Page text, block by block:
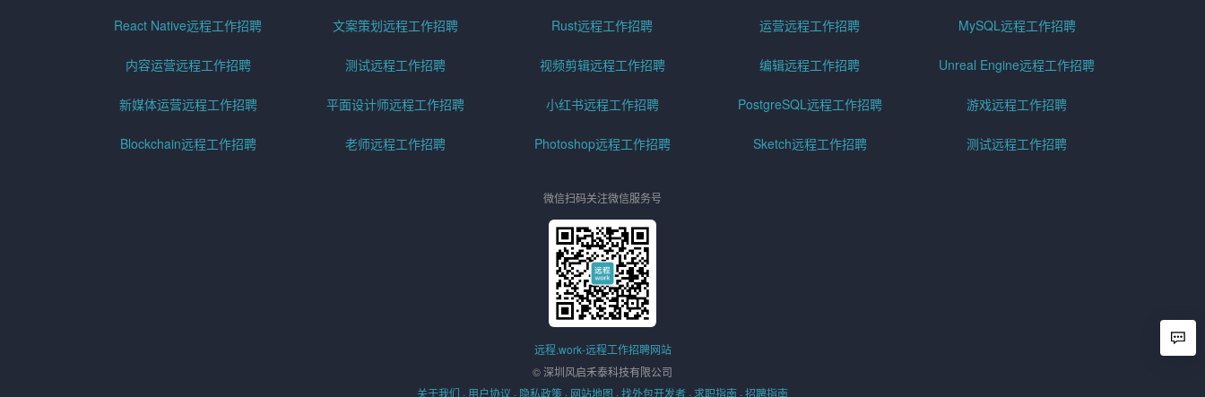
React Native远程工作招聘 文案策划远程工作招聘 Rust远程工作招聘 运营远程工作招聘 MySQL远程工作招聘
内容运营远程工作招聘 测试远程工作招聘 视频剪辑远程工作招聘 编辑远程工作招聘 Unreal Engine远程工作招聘
新媒体运营远程工作招聘 平面设计师远程工作招聘 小红书远程工作招聘 PostgreSQL远程工作招聘 游戏远程工作招聘
Blockchain远程工作招聘 老师远程工作招聘 Photoshop远程工作招聘 Sketch远程工作招聘 测试远程工作招聘
微信扫码关注微信服务号
远程.work-远程工作招聘网站
© 深圳风启禾泰科技有限公司
关于我们 · 用户协议 · 隐私政策 · 网站地图 · 找外包开发者 · 求职指南 · 招聘指南